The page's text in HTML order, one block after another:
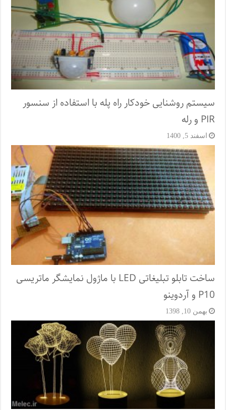
سیستم روشنایی خودکار راه پله با استفاده از سنسور
PIR و رله
اسفند 5, 1400
ساخت تابلو تبلیغاتی LED با ماژول نمایشگر ماتریسی
P10 و آردوینو
بهمن 10, 1398